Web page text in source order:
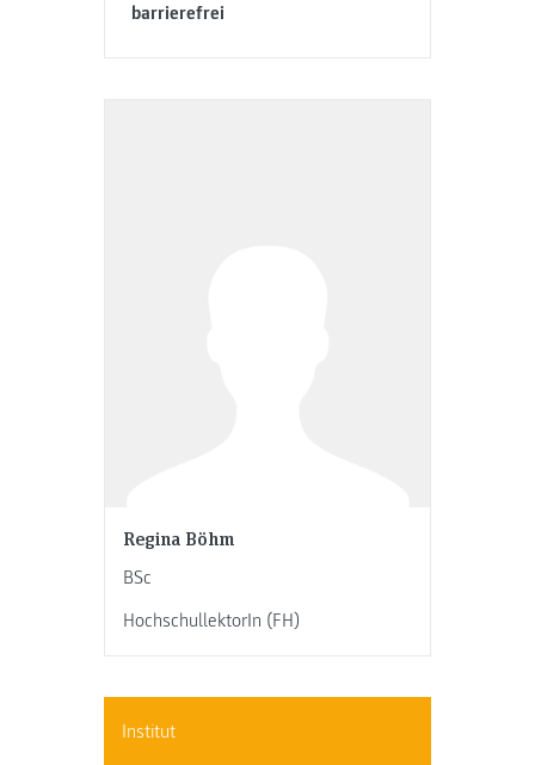
barrierefrei
Regina Böhm
BSc
HochschullektorIn (FH)
Institut